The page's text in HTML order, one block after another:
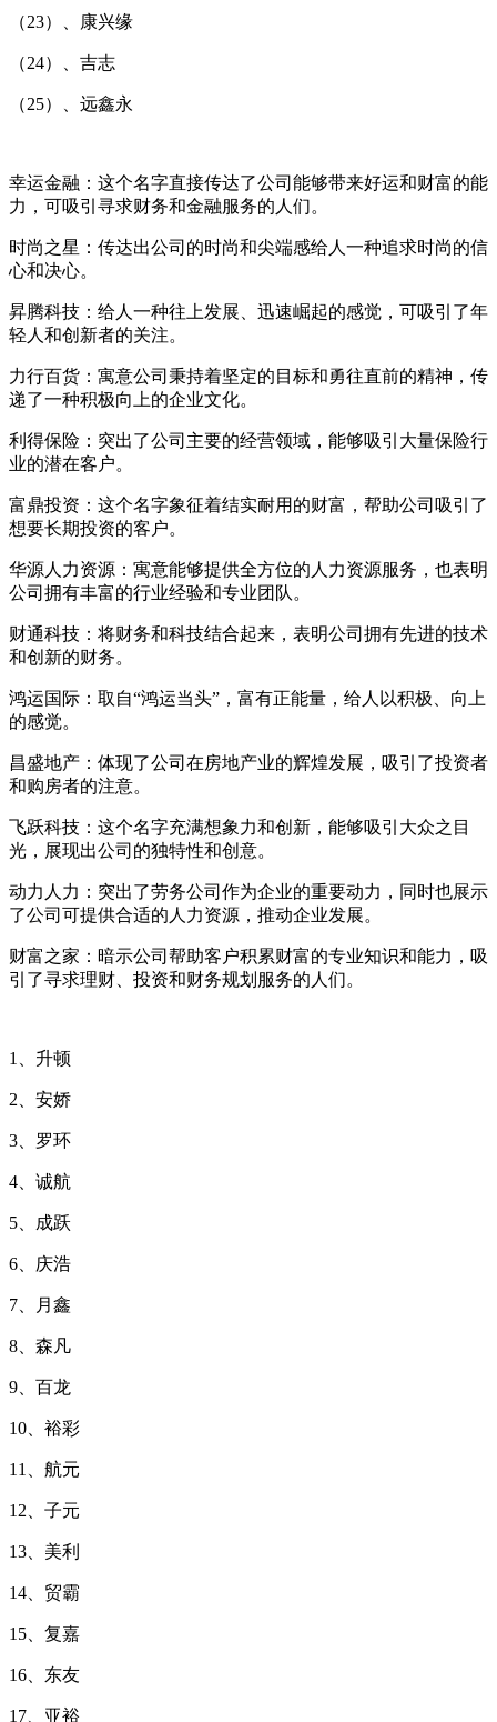
（23）、康兴缘
（24）、吉志
（25）、远鑫永
幸运金融：这个名字直接传达了公司能够带来好运和财富的能
力，可吸引寻求财务和金融服务的人们。
时尚之星：传达出公司的时尚和尖端感给人一种追求时尚的信
心和决心。
昇腾科技：给人一种往上发展、迅速崛起的感觉，可吸引了年
轻人和创新者的关注。
力行百货：寓意公司秉持着坚定的目标和勇往直前的精神，传
递了一种积极向上的企业文化。
利得保险：突出了公司主要的经营领域，能够吸引大量保险行
业的潜在客户。
富鼎投资：这个名字象征着结实耐用的财富，帮助公司吸引了
想要长期投资的客户。
华源人力资源：寓意能够提供全方位的人力资源服务，也表明
公司拥有丰富的行业经验和专业团队。
财通科技：将财务和科技结合起来，表明公司拥有先进的技术
和创新的财务。
鸿运国际：取自“鸿运当头”，富有正能量，给人以积极、向上
的感觉。
昌盛地产：体现了公司在房地产业的辉煌发展，吸引了投资者
和购房者的注意。
飞跃科技：这个名字充满想象力和创新，能够吸引大众之目
光，展现出公司的独特性和创意。
动力人力：突出了劳务公司作为企业的重要动力，同时也展示
了公司可提供合适的人力资源，推动企业发展。
财富之家：暗示公司帮助客户积累财富的专业知识和能力，吸
引了寻求理财、投资和财务规划服务的人们。
1、升顿
2、安娇
3、罗环
4、诚航
5、成跃
6、庆浩
7、月鑫
8、森凡
9、百龙
10、裕彩
11、航元
12、子元
13、美利
14、贸霸
15、复嘉
16、东友
17、亚裕